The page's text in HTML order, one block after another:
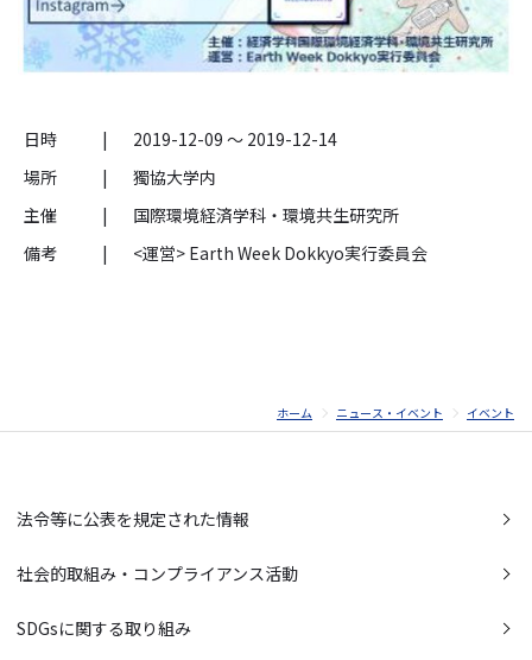
日時 |
2019-12-09 ～ 2019-12-14
場所
|
獨協大学内
主催
|
国際環境経済学科・環境共生研究所
備考
| <運営> Earth Week Dokkyo実行委員会
ホーム ニュース・イベント イベント
法令等に公表を規定された情報
社会的取組み・コンプライアンス活動
SDGsに関する取り組み